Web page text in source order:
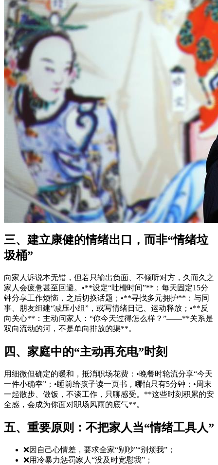
三、建立康健的情绪出口，而非“情绪垃
圾桶”
向家人诉说本无错，但若只输出负面、不倾听对方，久而久之
家人会疲惫甚至回避。•**设定“吐槽时间”**：每天固定15分
钟分享工作烦恼，之后切换话题；•**寻找多元拥护**：与同
事、朋友组建“减压小组”，或写情绪日记、运动释放；•**反
向关心**：主动问家人：“你今天过得怎么样？”——**关系是
双向流动的河，不是单向排放的渠**。
四、家庭中的“主动再充电”时刻
用细微但确定的暖和，抵消职场花费：•晚餐时轮流分享“今天
一件小确幸”；•睡前给孩子读一页书，哪怕只有5分钟；•周末
一起散步、做饭，不谈工作，只聊感受。**这些时刻积累的安
全感，会成为你面对职场风雨的底气**。
五、重要原则：不把家人当“情绪工具人”
❌因自己心情差，要求全家“别吵”“别烦我”；
❌用冷暴力惩罚家人“没及时宽慰我”；